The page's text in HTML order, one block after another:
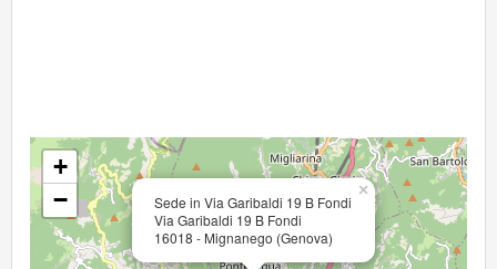
Sede in Via Garibaldi 19 B Fondi
Via Garibaldi 19 B Fondi
16018 - Mignanego (Genova)
×
+
−